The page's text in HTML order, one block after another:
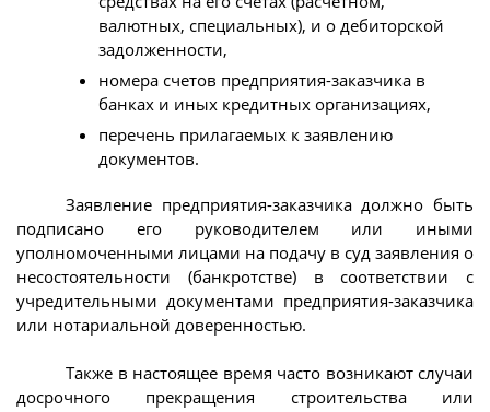
валютных, специальных), и о дебиторской
задолженности,
номера счетов предприятия-заказчика в
банках и иных кредитных организациях,
перечень прилагаемых к заявлению
документов.
Заявление предприятия-заказчика должно быть
подписано его руководителем или иными
уполномоченными лицами на подачу в суд заявления о
несостоятельности (банкротстве) в соответствии с
учредительными документами предприятия-заказчика
или нотариальной доверенностью.
Также в настоящее время часто возникают случаи
досрочного прекращения строительства или